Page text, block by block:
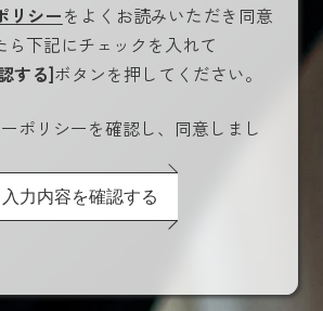
リシーをよくお読みいただき同意
ら下記にチェックを入れて
する]ボタンを押してください。
ポリシーを確認し、同意しまし